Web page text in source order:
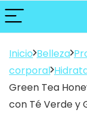
Inicio Belleza
corporal
Green Tea
con Té Verde y